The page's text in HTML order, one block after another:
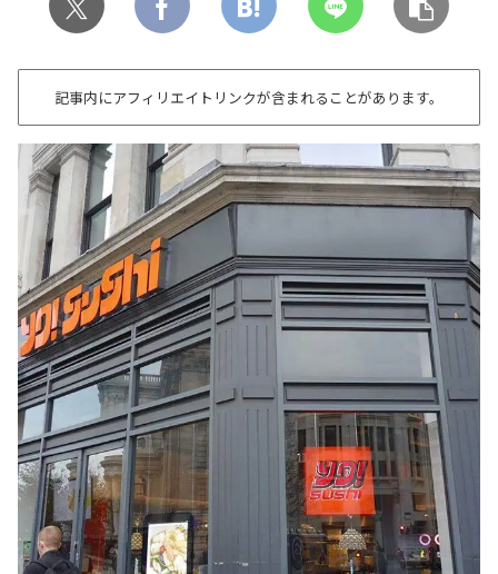
記事内にアフィリエイトリンクが含まれることがあります。